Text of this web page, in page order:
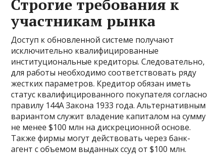
Строгие требования к
участникам рынка
Доступ к обновленной системе получают
исключительно квалифицированные
институциональные кредиторы. Следовательно,
для работы необходимо соответствовать ряду
жестких параметров. Кредитор обязан иметь
статус квалифицированного покупателя согласно
правилу 144A Закона 1933 года. Альтернативным
вариантом служит владение капиталом на сумму
не менее $100 млн на дискреционной основе.
Также фирмы могут действовать через банк-
агент с объемом выданных ссуд от $100 млн.